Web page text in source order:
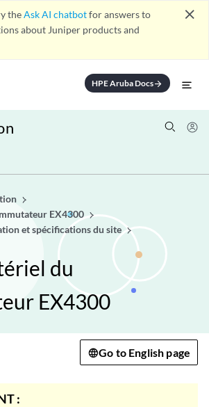
theAsk AI chatbotfor answers to
about Juniper products and
close
HPE Aruba Docsarrow_forward
EX4300
et spécifications du site
du
EX4300
Go to English page
: